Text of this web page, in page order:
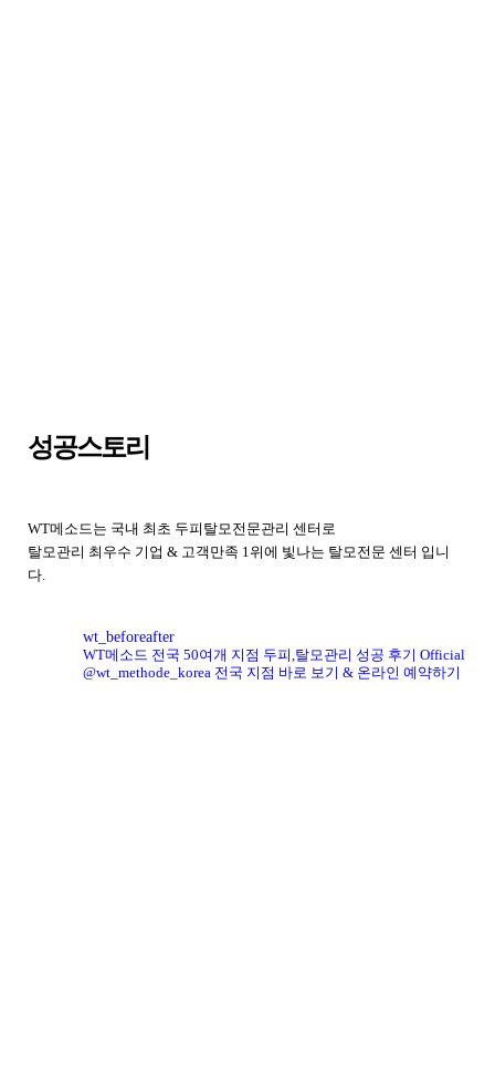
성공스토리
WT메소드는 국내 최초 두피탈모전문관리 센터로
탈모관리 최우수 기업 & 고객만족 1위에 빛나는 탈모전문 센터 입니
다.
wt_beforeafter
WT메소드 전국 50여개 지점 두피,탈모관리 성공 후기 Official
@wt_methode_korea 전국 지점 바로 보기 & 온라인 예약하기